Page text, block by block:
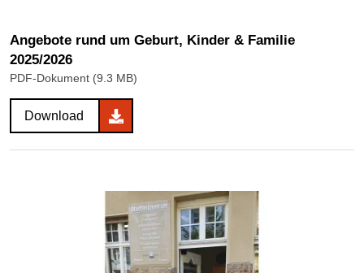
Angebote rund um Geburt, Kinder & Familie
2025/2026
PDF-Dokument (9.3 MB)
Download